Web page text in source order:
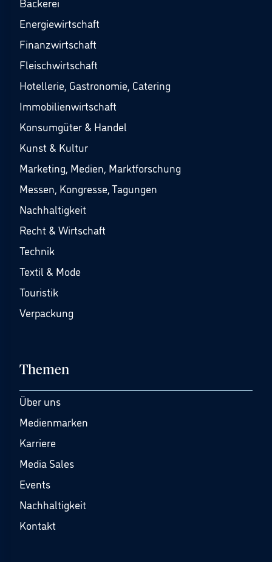
Energiewirtschaft
Finanzwirtschaft
Fleischwirtschaft
Hotellerie, Gastronomie, Catering
Immobilienwirtschaft
Konsumgüter & Handel
Kunst & Kultur
Marketing, Medien, Marktforschung
Messen, Kongresse, Tagungen
Nachhaltigkeit
Recht & Wirtschaft
Technik
Textil & Mode
Touristik
Verpackung
Themen
Über uns
Medienmarken
Karriere
Media Sales
Events
Nachhaltigkeit
Kontakt